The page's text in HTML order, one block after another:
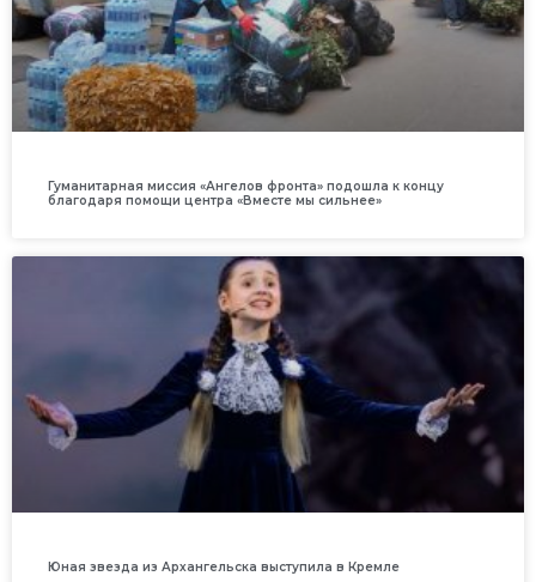
Гуманитарная миссия «Ангелов фронта» подошла к концу
благодаря помощи центра «Вместе мы сильнее»
Юная звезда из Архангельска выступила в Кремле